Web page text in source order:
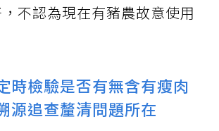
不認為現在有豬農故意使用
時檢驗是否有無含有瘦肉
源追查釐清問題所在